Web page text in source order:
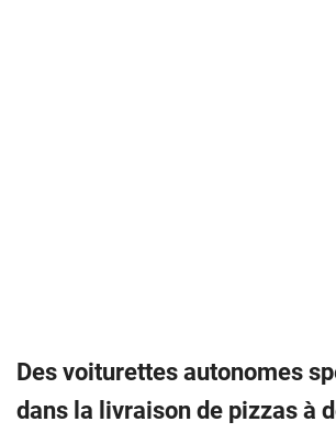
Des voiturettes autonomes
dans la livraison de pizzas à